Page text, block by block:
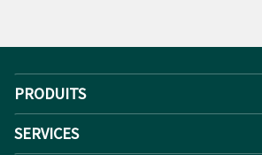
PRODUITS
SERVICES